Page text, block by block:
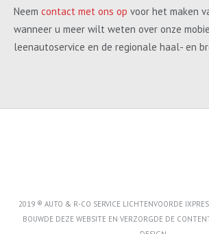
Neem contact met ons op voor het maken
wanneer u meer wilt weten over onze
leenautoservice en de regionale haal- en
2019 ® AUTO & R-CO SERVICE LICHTENVOORDE
BOUWDE DEZE WEBSITE EN VERZORGDE DE